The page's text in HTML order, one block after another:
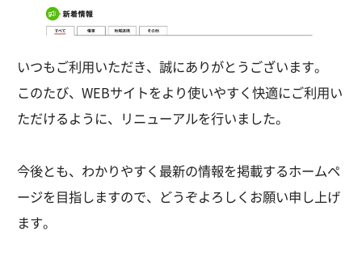
いつもご利用いただき、誠にありがとうございます。
このたび、WEBサイトをより使いやすく快適にご利用い
ただけるように、リニューアルを行いました。
今後とも、わかりやすく最新の情報を掲載するホームペ
ージを目指しますので、どうぞよろしくお願い申し上げ
ます。